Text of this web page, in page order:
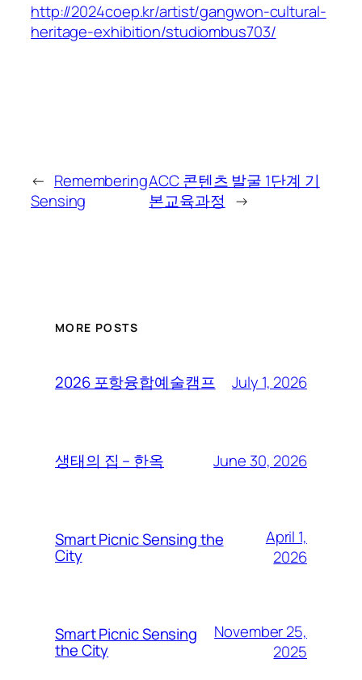
http://2024coep.kr/artist/gangwon-cultural-
heritage-exhibition/studiombus703/
← Remembering
Sensing
ACC 콘텐츠 발굴 1단계 기
본교육과정 →
MORE POSTS
2026 포항융합예술캠프 July 1, 2026
생태의 집 – 한옥 June 30, 2026
Smart Picnic Sensing the
City
April 1,
2026
Smart Picnic Sensing
the City
November 25,
2025